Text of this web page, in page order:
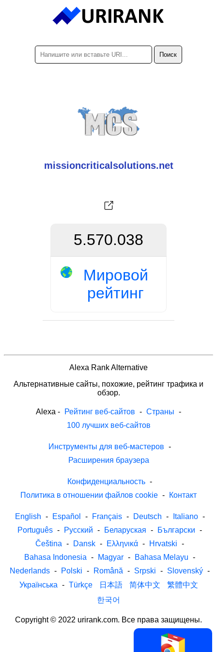
missioncriticalsolutions.net
5.570.038
Мировой
рейтинг
Alexa Rank Alternative
Альтернативные сайты, похожие, рейтинг трафика и
обзор.
Alexa - Рейтинг веб-сайтов - Страны -
100 лучших веб-сайтов
Инструменты для веб-мастеров -
Расширения браузера
Конфиденциальность -
Политика в отношении файлов cookie - Контакт
English - Español - Français - Deutsch - Italiano -
Português - Русский - Беларуская - Български -
Čeština - Dansk - Ελληνικά - Hrvatski -
Bahasa Indonesia - Magyar - Bahasa Melayu -
Nederlands - Polski - Română - Srpski - Slovenský -
Українська - Türkçe 日本語 简体中文
繁體中文
한국어
Copyright © 2022 urirank.com. Все права защищены.